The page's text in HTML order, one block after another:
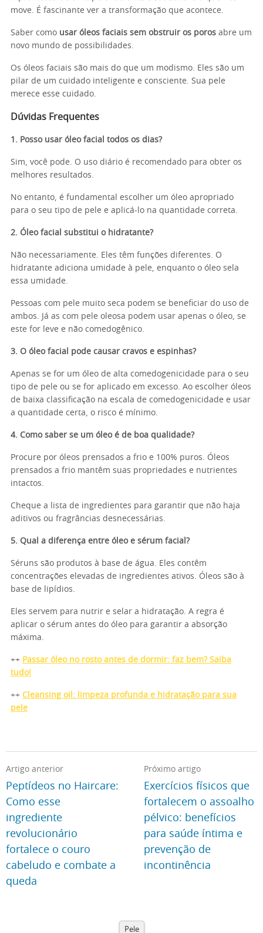
move. É fascinante ver a transformação que acontece.
Saber como usar óleos faciais sem obstruir os poros abre um
novo mundo de possibilidades.
Os óleos faciais são mais do que um modismo. Eles são um
pilar de um cuidado inteligente e consciente. Sua pele
merece esse cuidado.
Dúvidas Frequentes
1. Posso usar óleo facial todos os dias?
Sim, você pode. O uso diário é recomendado para obter os
melhores resultados.
No entanto, é fundamental escolher um óleo apropriado
para o seu tipo de pele e aplicá-lo na quantidade correta.
2. Óleo facial substitui o hidratante?
Não necessariamente. Eles têm funções diferentes. O
hidratante adiciona umidade à pele, enquanto o óleo sela
essa umidade.
Pessoas com pele muito seca podem se beneficiar do uso de
ambos. Já as com pele oleosa podem usar apenas o óleo, se
este for leve e não comedogênico.
3. O óleo facial pode causar cravos e espinhas?
Apenas se for um óleo de alta comedogenicidade para o seu
tipo de pele ou se for aplicado em excesso. Ao escolher óleos
de baixa classificação na escala de comedogenicidade e usar
a quantidade certa, o risco é mínimo.
4. Como saber se um óleo é de boa qualidade?
Procure por óleos prensados a frio e 100% puros. Óleos
prensados a frio mantêm suas propriedades e nutrientes
intactos.
Cheque a lista de ingredientes para garantir que não haja
aditivos ou fragrâncias desnecessárias.
5. Qual a diferença entre óleo e sérum facial?
Séruns são produtos à base de água. Eles contêm
concentrações elevadas de ingredientes ativos. Óleos são à
base de lipídios.
Eles servem para nutrir e selar a hidratação. A regra é
aplicar o sérum antes do óleo para garantir a absorção
máxima.
++ Passar óleo no rosto antes de dormir: faz bem? Saiba
tudo!
++ Cleansing oil: limpeza profunda e hidratação para sua
pele
Artigo anterior
Peptídeos no Haircare:
Como esse
ingrediente
revolucionário
fortalece o couro
cabeludo e combate a
queda
Próximo artigo
Exercícios físicos que
fortalecem o assoalho
pélvico: benefícios
para saúde íntima e
prevenção de
incontinência
Pele